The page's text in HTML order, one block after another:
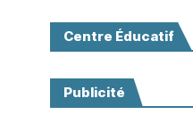
Centre Éducatif
Publicité